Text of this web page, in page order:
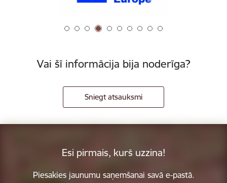
Vai šī informācija bija noderīga?
Sniegt atsauksmi
Esi pirmais, kurš uzzina!
Piesakies jaunumu saņemšanai savā e-pastā.